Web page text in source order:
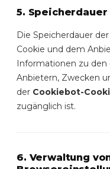
5.
Die Speicherdauer
Cookie und dem
Informationen zu den
Anbietern, Zwecken
der Cookiebot-
zugänglich ist.
6. Verwaltung